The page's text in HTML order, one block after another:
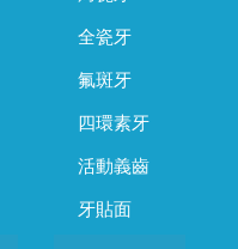
全瓷牙
氟斑牙
四環素牙
活動義齒
牙貼面